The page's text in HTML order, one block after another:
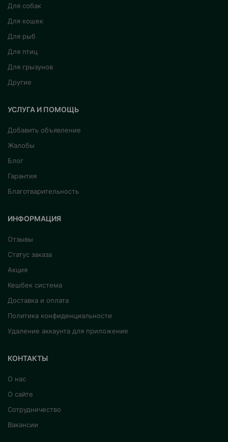
Для собак
Для кошек
Для рыб
Для птиц
Для грызунов
Другие
УСЛУГА И ПОМОЩЬ
Добавить объявление
Жалобы
Блог
Гарантия
Благотварительность
ИНФОРМАЦИЯ
Отзывы
Статус заказа
Акция
Кешбек система
Доставка и оплата
Политика конфиденциальности
Удаление аккаунта для приложение
КОНТАКТЫ
О нас
О сайте
Сотрудничество
Вакансии